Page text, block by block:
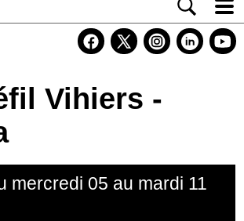
Vihiers -
mercredi 05 au mardi 11